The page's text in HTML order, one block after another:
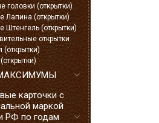
головки (открытки)
Лапина (открытки)
Штенгель (открытки)
открытки
(открытки)
карточки с
маркой
РФ по годам